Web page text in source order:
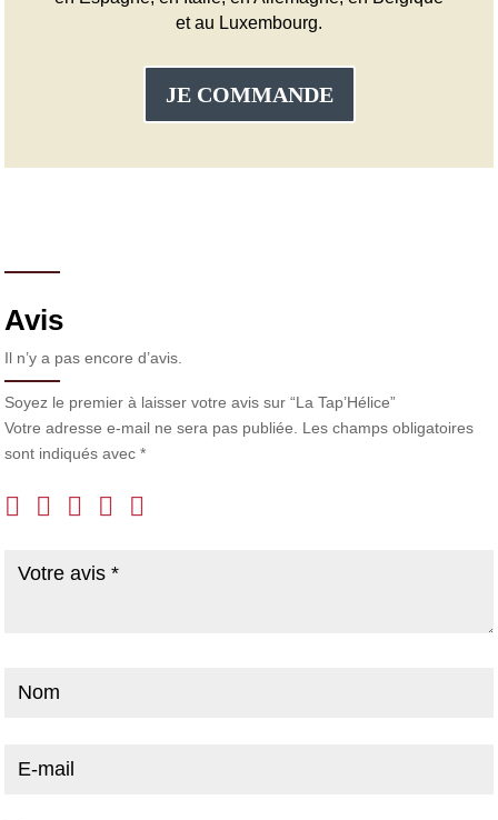
et au Luxembourg.
JE COMMANDE
Avis
Il n’y a pas encore d’avis.
Soyez le premier à laisser votre avis sur “La Tap’Hélice”
Votre adresse e-mail ne sera pas publiée.
Les champs obligatoires
sont indiqués avec*